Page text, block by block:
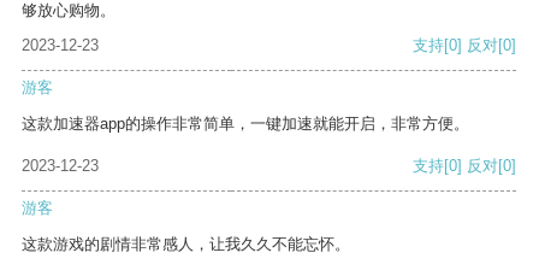
够放心购物。
2023-12-23
支持[0] 反对[0]
游客
这款加速器app的操作非常简单，一键加速就能开启，非常方便。
2023-12-23 支持[0] 反对[0]
游客
这款游戏的剧情非常感人，让我久久不能忘怀。